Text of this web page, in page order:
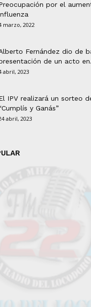
por el
marzo, 2022
Fernández dio de
de un acto
abril, 2023
IPV realizará un sorteo
y Ganás”
abril, 2023